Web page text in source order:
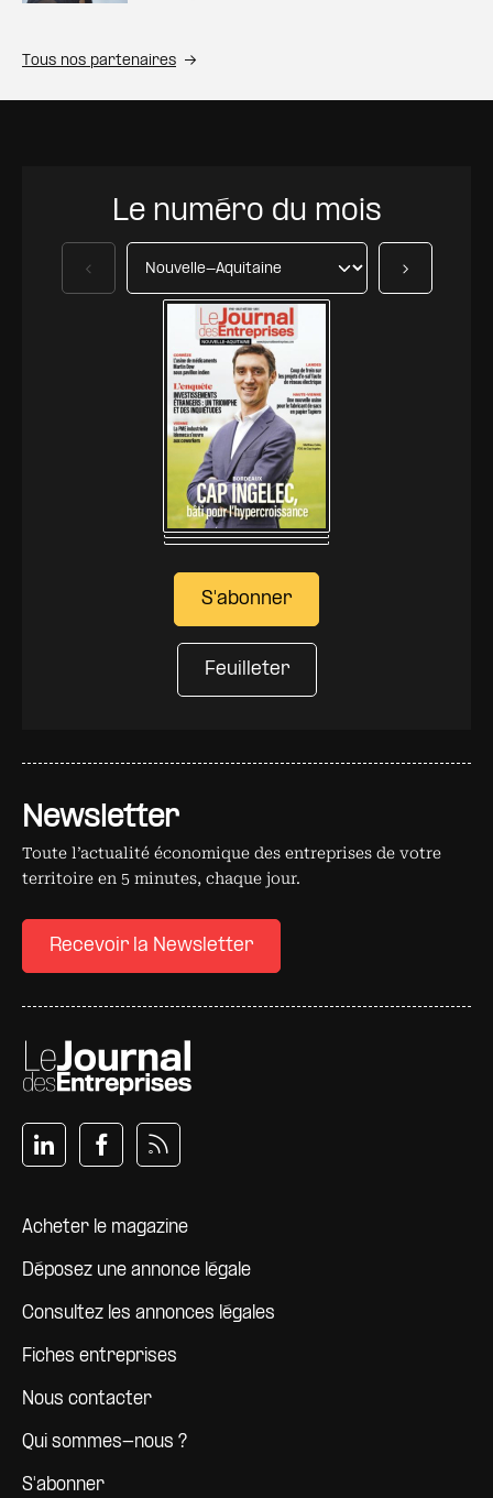
Tous nos partenaires
Newsletter
Toute l’actualité économique des entreprises de votre
territoire en 5 minutes, chaque jour.
Recevoir la Newsletter
Pied de page
Acheter le magazine
Déposez une annonce légale
Consultez les annonces légales
Fiches entreprises
Nous contacter
Qui sommes-nous ?
S'abonner
Le numéro du mois
S'abonner
Feuilleter
Précédent Suivant